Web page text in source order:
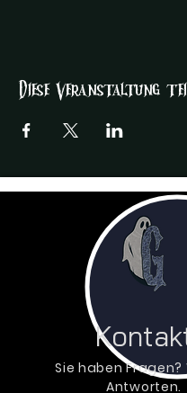
Diese Veranstaltung
Sie haben Fragen?
Antworten.